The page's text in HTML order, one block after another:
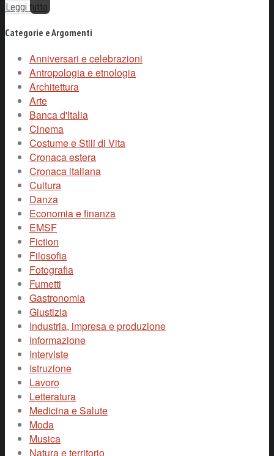
Leggi tutto
Categorie e Argomenti
Anniversari e celebrazioni
Antropologia e etnologia
Architettura
Arte
Banca d'Italia
Cinema
Costume e Stili di Vita
Cronaca estera
Cronaca italiana
Cultura
Danza
Economia e finanza
EMSF
Fiction
Filosofia
Fotografia
Fumetti
Gastronomia
Giustizia
Industria, impresa e produzione
Informazione
Interviste
Istruzione
Lavoro
Letteratura
Medicina e Salute
Moda
Musica
Natura e territorio